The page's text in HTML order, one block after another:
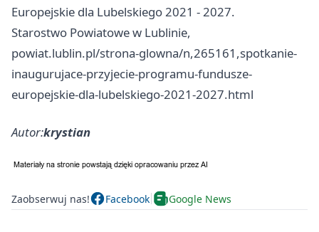
Europejskie dla Lubelskiego 2021 - 2027.
Starostwo Powiatowe w Lublinie,
powiat.lublin.pl/strona-glowna/n,265161,spotkanie-
inaugurujace-przyjecie-programu-fundusze-
europejskie-dla-lubelskiego-2021-2027.html
Autor:krystian
Zaobserwuj nas! Facebook Google News